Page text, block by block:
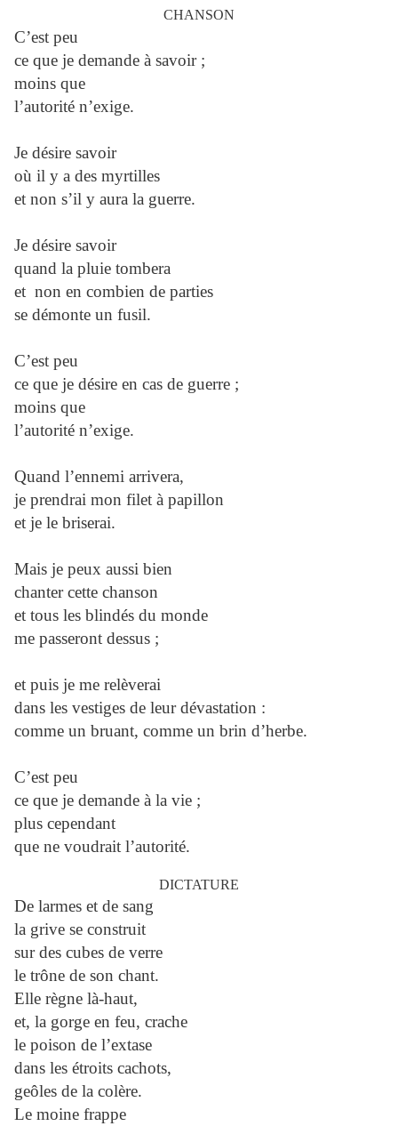
CHANSON
C’est peu
ce que je demande à savoir ;
moins que
l’autorité n’exige.
Je désire savoir
où il y a des myrtilles
et non s’il y aura la guerre.
Je désire savoir
quand la pluie tombera
et non en combien de parties
se démonte un fusil.
C’est peu
ce que je désire en cas de guerre ;
moins que
l’autorité n’exige.
Quand l’ennemi arrivera,
je prendrai mon filet à papillon
et je le briserai.
Mais je peux aussi bien
chanter cette chanson
et tous les blindés du monde
me passeront dessus ;
et puis je me relèverai
dans les vestiges de leur dévastation :
comme un bruant, comme un brin d’herbe.
C’est peu
ce que je demande à la vie ;
plus cependant
que ne voudrait l’autorité.
DICTATURE
De larmes et de sang
la grive se construit
sur des cubes de verre
le trône de son chant.
Elle règne là-haut,
et, la gorge en feu, crache
le poison de l’extase
dans les étroits cachots,
geôles de la colère.
Le moine frappe